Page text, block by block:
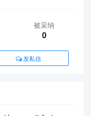
被采纳
0
发私信